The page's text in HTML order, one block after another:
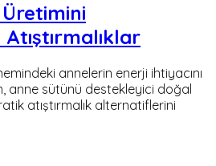
annelerin enerji ihtiyacını
anne sütünü destekleyici doğal
atıştırmalık alternatiflerini